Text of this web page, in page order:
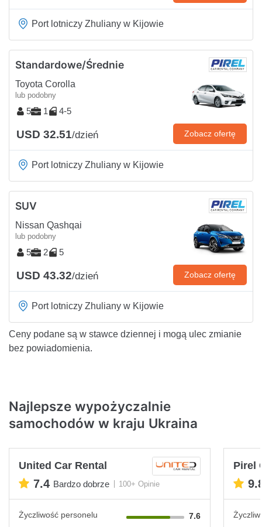
Port lotniczy Zhuliany w Kijowie
Standardowe/Średnie
Toyota Corolla
lub podobny
5 1 4-5
USD 32.51/dzień Zobacz ofertę
Port lotniczy Zhuliany w Kijowie
SUV
Nissan Qashqai
lub podobny
5 2 5
USD 43.32/dzień Zobacz ofertę
Port lotniczy Zhuliany w Kijowie
Ceny podane są w stawce dziennej i mogą ulec zmianie
bez powiadomienia.
Najlepsze wypożyczalnie
samochodów w kraju Ukraina
United Car Rental
7.4 Bardzo dobrze 100+ Opinie
Życzliwość personelu
7.6
Pirel